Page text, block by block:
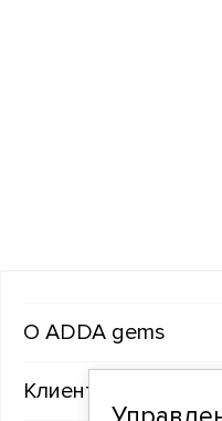
ADDA gems
Клиентам